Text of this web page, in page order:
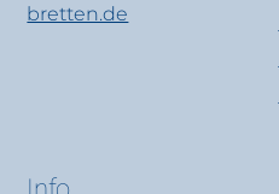
bretten.de